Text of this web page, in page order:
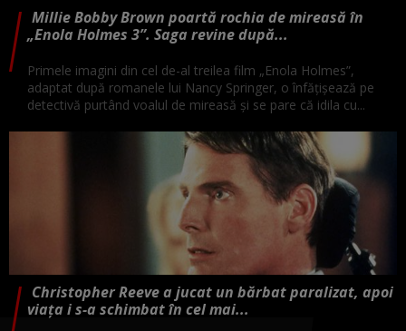
Millie Bobby Brown poartă rochia de mireasă în
„Enola Holmes 3”. Saga revine după...
Primele imagini din cel de-al treilea film „Enola Holmes”,
adaptat după romanele lui Nancy Springer, o înfăţişează pe
detectivă purtând voalul de mireasă şi se pare că idila cu...
Christopher Reeve a jucat un bărbat paralizat, apoi
viața i s-a schimbat în cel mai...